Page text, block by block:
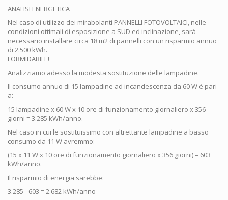
ANALISI ENERGETICA
Nel caso di utilizzo dei mirabolanti PANNELLI FOTOVOLTAICI, nelle
condizioni ottimali di esposizione a SUD ed inclinazione, sarà
necessario installare circa 18 m2 di pannelli con un risparmio annuo
di 2.500 kWh.
FORMIDABILE!
Analizziamo adesso la modesta sostituzione delle lampadine.
Il consumo annuo di 15 lampadine ad incandescenza da 60 W è pari
a:
15 lampadine x 60 W x 10 ore di funzionamento giornaliero x 356
giorni = 3.285 kWh/anno.
Nel caso in cui le sostituissimo con altrettante lampadine a basso
consumo da 11 W avremmo:
(15 x 11 W x 10 ore di funzionamento giornaliero x 356 giorni) = 603
kWh/anno.
Il risparmio di energia sarebbe:
3.285 - 603 = 2.682 kWh/anno